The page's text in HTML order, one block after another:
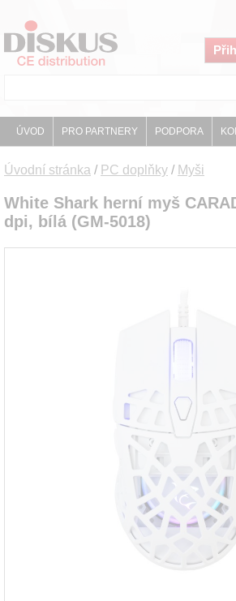
ÚVOD PRO PARTNERY PODPORA
Úvodní stránka / PC doplňky / Myši
White Shark herní myš
dpi, bílá (GM-5018)